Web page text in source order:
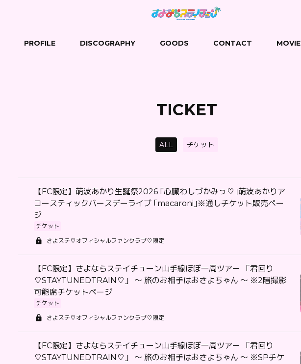
PROFILE DISCOGRAPHY GOODS CONTACT MOVIE
TICKET
ALL チケット
【FC限定】萌波あかり生誕祭2026 ｢心臓わしづかみっ♡｣萌波あかりア
コースティックバースデーライブ ｢macaroni｣※通しチケット販売ペー
ジ
チケット
さよステ♡オフィシャルファンクラブ♡限定
【FC限定】さよならステイチューン山手線ほぼ一周ツアー 「君回り
♡STAYTUNEDTRAIN♡」 〜 旅のお相手はおさよちゃん 〜 ※2階撮影
可能席チケットページ
チケット
さよステ♡オフィシャルファンクラブ♡限定
【FC限定】さよならステイチューン山手線ほぼ一周ツアー 「君回り
♡STAYTUNEDTRAIN♡」 〜 旅のお相手はおさよちゃん 〜 ※SPチケ